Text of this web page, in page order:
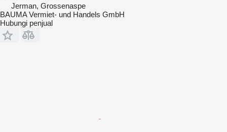
Jerman, Grossenaspe
BAUMA Vermiet- und Handels GmbH
Hubungi penjual